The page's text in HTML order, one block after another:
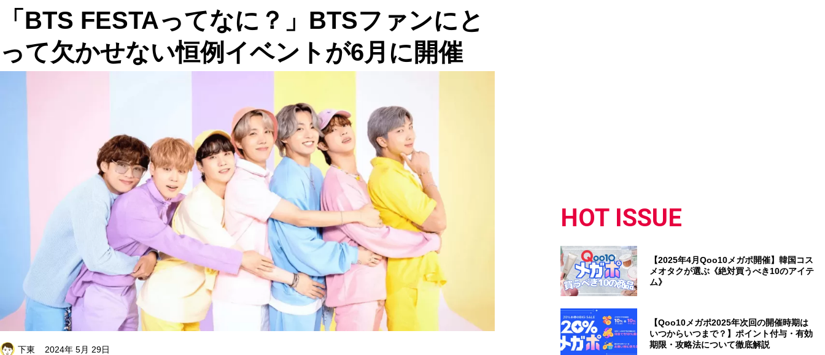
「BTS FESTAってなに？」BTSファンにと
って欠かせない恒例イベントが6月に開催
下東 2024年 5月 29日
HOT ISSUE
【2025年4月Qoo10メガポ開催】韓国コス
メオタクが選ぶ《絶対買うべき10のアイテ
ム》
【Qoo10メガポ2025年次回の開催時期は
いつからいつまで？】ポイント付与・有効
期限・攻略法について徹底解説